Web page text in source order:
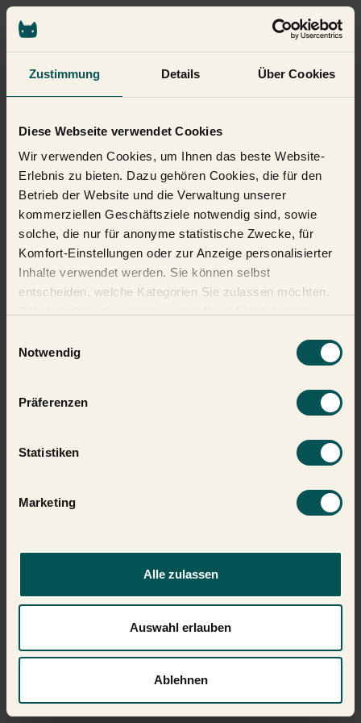
Zustimmung Details Über Cookies
Diese Webseite verwendet Cookies
Wir verwenden Cookies, um Ihnen das beste Website-
Erlebnis zu bieten. Dazu gehören Cookies, die für den
Betrieb der Website und die Verwaltung unserer
kommerziellen Geschäftsziele notwendig sind, sowie
solche, die nur für anonyme statistische Zwecke, für
Komfort-Einstellungen oder zur Anzeige personalisierter
Inhalte verwendet werden. Sie können selbst
entscheiden, welche Kategorien Sie zulassen möchten.
Verfügung stehen. Weitere Informationen finden Sie in
Notwendig
Präferenzen
Statistiken
Marketing
Alle zulassen
Auswahl erlauben
Ablehnen